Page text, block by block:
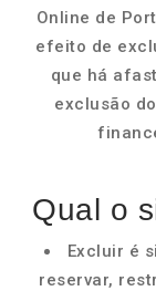
Online de
efeito de
que há
exclusão
Qual o
Excluir é
reservar,